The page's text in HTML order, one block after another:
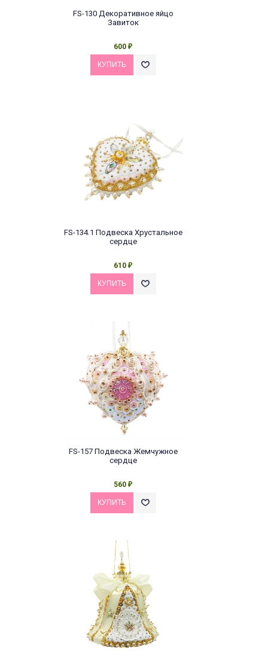
FS-130 Декоративное яйцо
Завиток
600 ₽
FS-134.1 Подвеска Хрустальное
сердце
610 ₽
FS-157 Подвеска Жемчужное
сердце
560 ₽